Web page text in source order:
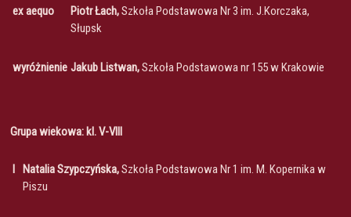
ex aequo
Piotr Łach,Szkoła Podstawowa Nr 3 im. J.Korczaka,
Słupsk
wyróżnienie Jakub Listwan,Szkoła Podstawowa nr 155 w Krakowie
Grupa wiekowa: kl. V-VIII
I Natalia Szypczyńska,Szkoła Podstawowa Nr 1 im. M. Kopernika w
Piszu